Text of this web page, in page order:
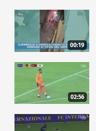
00:19
02:56